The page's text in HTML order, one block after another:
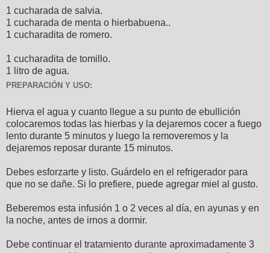
1 cucharada de salvia.
1 cucharada de menta o hierbabuena..
1 cucharadita de romero.
1 cucharadita de tomillo.
1 litro de agua.
PREPARACIÓN Y USO:
Hierva el agua y cuanto llegue a su punto de ebullición
colocaremos todas las hierbas y la dejaremos cocer a fuego
lento durante 5 minutos y luego la removeremos y la
dejaremos reposar durante 15 minutos.
Debes esforzarte y listo. Guárdelo en el refrigerador para
que no se dañe. Si lo prefiere, puede agregar miel al gusto.
Beberemos esta infusión 1 o 2 veces al día, en ayunas y en
la noche, antes de irnos a dormir.
Debe continuar el tratamiento durante aproximadamente 3